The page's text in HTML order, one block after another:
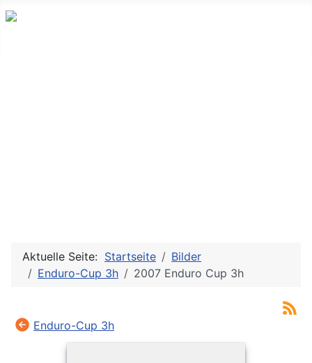
Aktuelle Seite: Startseite
Bilder
Enduro-Cup 3h
2007 Enduro Cup 3h
Enduro-Cup 3h